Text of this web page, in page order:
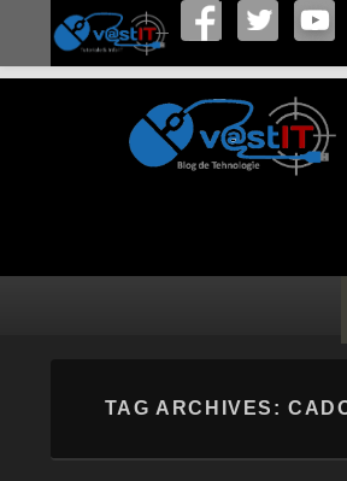
vastIT.ro
Blog de Tehnologie
TAG ARCHIVES: